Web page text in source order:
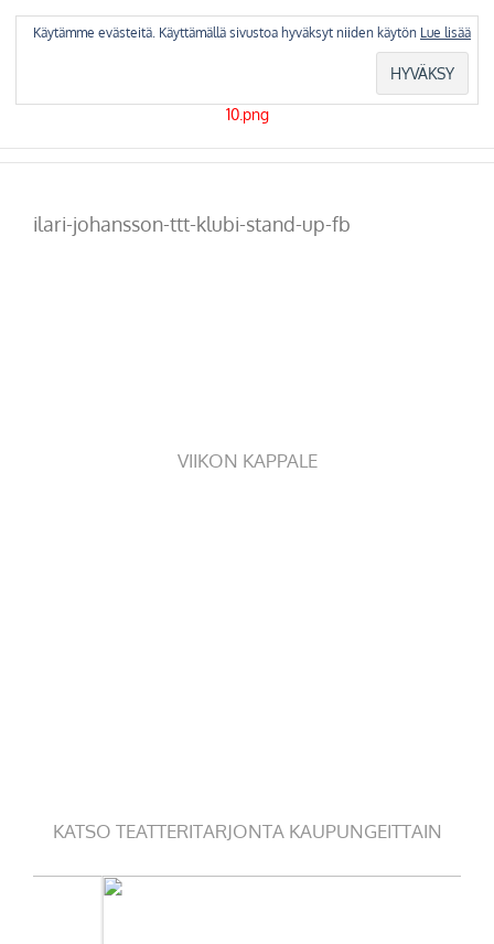
ilari-johansson-ttt-klubi-stand-up-fb
VIIKON KAPPALE
KATSO TEATTERITARJONTA KAUPUNGEITTAIN
Käytämme evästeitä. Käyttämällä sivustoa hyväksyt niiden käytön Lue lisää